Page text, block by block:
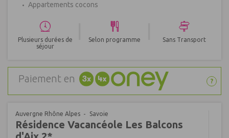
Appartements cocons
Plusieurs durées de
séjour
Selon programme Sans Transport
Paiement en ?
Auvergne Rhône Alpes Savoie
Résidence Vacancéole Les Balcons